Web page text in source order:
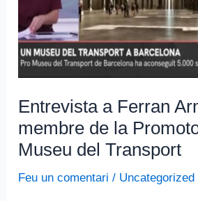
Entrevista a Ferran
membre de la
Museu del Transport
Feu un comentari / Uncategorized
Promotora
del
Museu
del
Transport